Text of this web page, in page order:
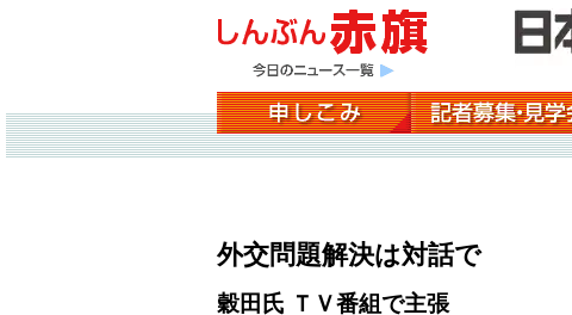
外交問題解決は対話で
穀田氏 ＴＶ番組で主張